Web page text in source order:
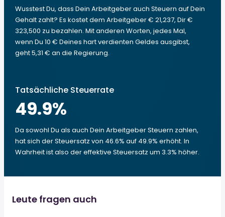
Wusstest Du, dass Dein Arbeitgeber auch Steuern auf Dein
Gehalt zahlt? Es kostet dem Arbeitgeber € 21,237, Dir €
323,500 zu bezahlen. Mit anderen Worten, jedes Mal,
wenn Du 10 € Deines hart verdienten Geldes ausgibst,
geht 5,31 € an die Regierung.
Tatsächliche Steuerrate
49.9%
Da sowohl Du als auch Dein Arbeitgeber Steuern zahlen,
hat sich der Steuersatz von 46.6% auf 49.9% erhöht. In
Wahrheit ist also der effektive Steuersatz um 3.3% höher.
Leute fragen auch